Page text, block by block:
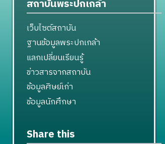
สถาบันพระปกเกล้า
เว็บไซต์สถาบัน
ฐานข้อมูลพระปกเกล้า
แลกเปลี่ยนเรียนรู้
ข่าวสารจากสถาบัน
ข้อมูลศิษย์เก่า
ข้อมูลนักศึกษา
Share this